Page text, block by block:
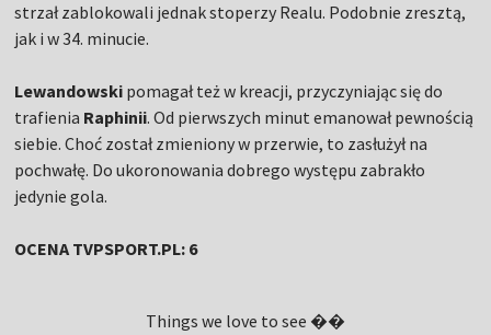
strzał zablokowali jednak stoperzy Realu. Podobnie zresztą,
jak i w 34. minucie.
Lewandowski pomagał też w kreacji, przyczyniając się do
trafienia Raphinii. Od pierwszych minut emanował pewnością
siebie. Choć został zmieniony w przerwie, to zasłużył na
pochwałę. Do ukoronowania dobrego występu zabrakło
jedynie gola.
OCENA TVPSPORT.PL: 6
Things we love to see ��